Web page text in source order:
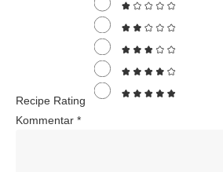
Recipe Rating
Kommentar *